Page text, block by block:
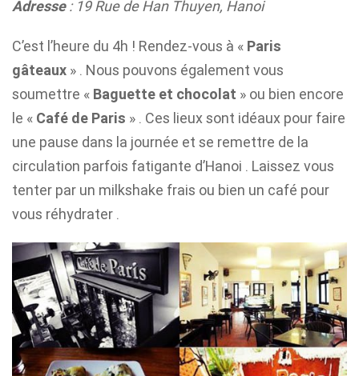
Adresse: 19 Rue de Han Thuyen, Hanoi
C’est l’heure du 4h ! Rendez-vous à « Paris
gâteaux » . Nous pouvons également vous
soumettre « Baguette et chocolat » ou bien encore
le « Café de Paris » . Ces lieux sont idéaux pour faire
une pause dans la journée et se remettre de la
circulation parfois fatigante d’Hanoi . Laissez vous
tenter par un milkshake frais ou bien un café pour
vous réhydrater .